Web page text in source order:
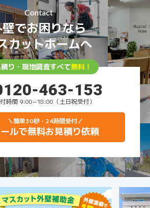
Contact
でお困りなら
カットホームへ
り・現地調査すべて無料！
463-153
時間 9:00~18:00（土日祝受付）
＼簡単30秒・24時間受付／
ルで無料お見積り依頼